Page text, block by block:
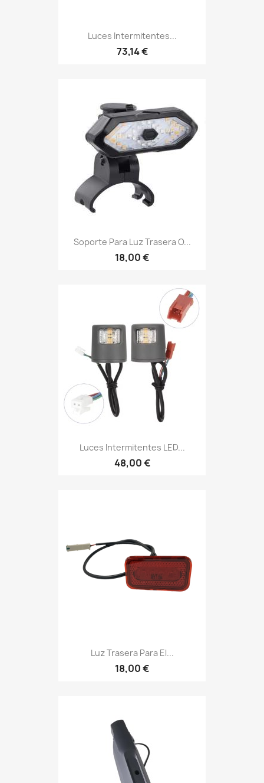
Luces Intermitentes...
73,14 €
Soporte Para Luz Trasera O...
18,00 €
Luces Intermitentes LED...
48,00 €
Luz Trasera Para El...
18,00 €